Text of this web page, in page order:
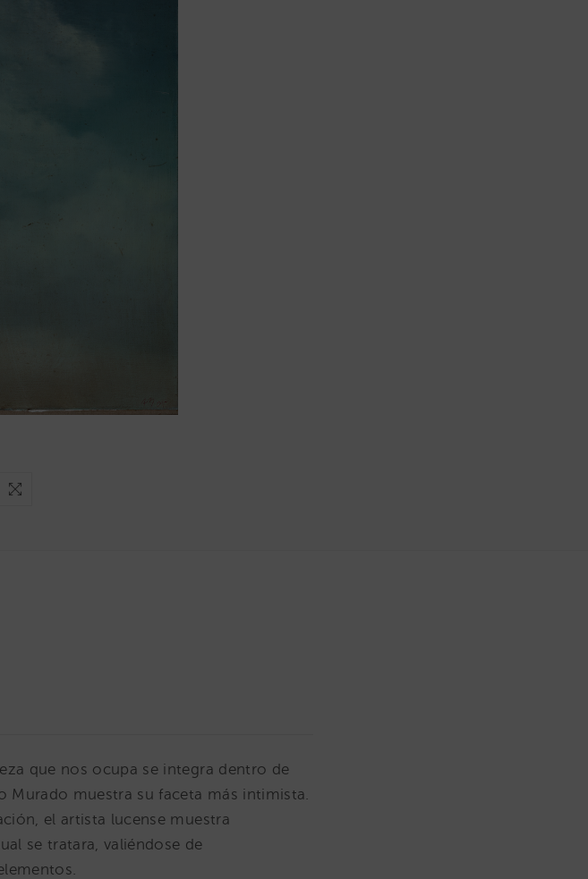
que nos ocupa se integra dentro de
Murado muestra su faceta más intimista.
el artista lucense muestra
se tratara, valiéndose de